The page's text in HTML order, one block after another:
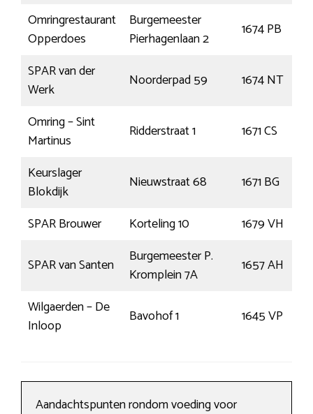
Omringrestaurant
Opperdoes
Burgemeester
Pierhagenlaan 2
1674 PB
SPAR van der
Werk
Noorderpad 59 1674 NT
Omring – Sint
Martinus
Ridderstraat 1 1671 CS
Keurslager
Blokdijk
Nieuwstraat 68 1671 BG
SPAR Brouwer
Korteling 10 1679 VH
SPAR van Santen
Burgemeester P.
Kromplein 7A
1657 AH
Wilgaerden – De
Inloop
Bavohof 1 1645 VP
Aandachtspunten rondom voeding voor